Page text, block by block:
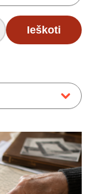
Ieškoti